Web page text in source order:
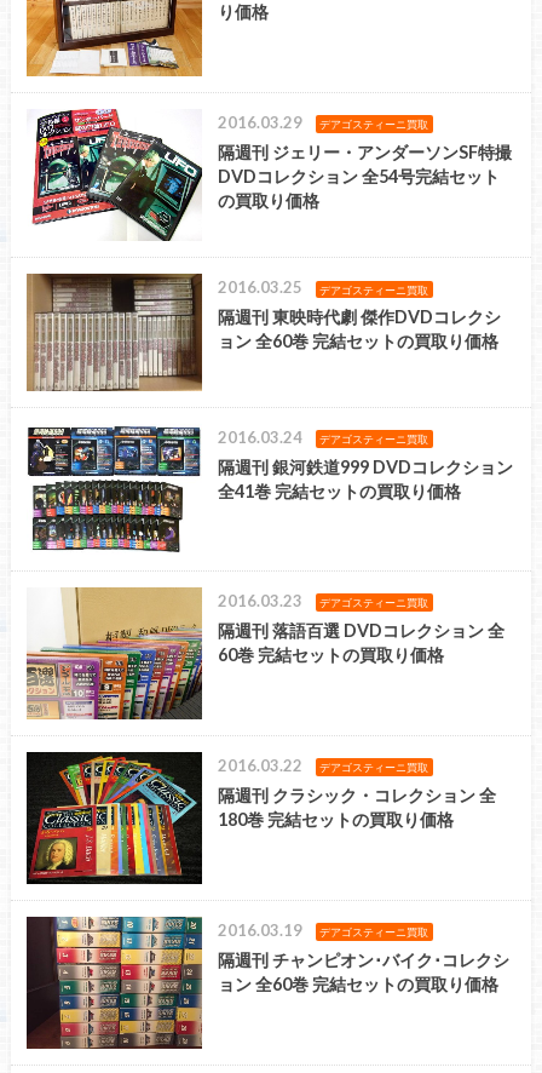
り価格
2016.03.29 デアゴスティーニ買取
隔週刊 ジェリー・アンダーソンSF特撮
DVDコレクション 全54号完結セット
の買取り価格
2016.03.25 デアゴスティーニ買取
隔週刊 東映時代劇 傑作DVDコレクシ
ョン 全60巻 完結セットの買取り価格
2016.03.24 デアゴスティーニ買取
隔週刊 銀河鉄道999 DVDコレクション
全41巻 完結セットの買取り価格
2016.03.23 デアゴスティーニ買取
隔週刊 落語百選 DVDコレクション 全
60巻 完結セットの買取り価格
2016.03.22 デアゴスティーニ買取
隔週刊 クラシック・コレクション 全
180巻 完結セットの買取り価格
2016.03.19 デアゴスティーニ買取
隔週刊 チャンピオン･バイク･コレクシ
ョン 全60巻 完結セットの買取り価格